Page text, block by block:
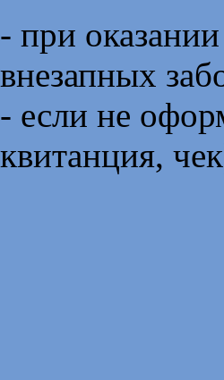
- при
внезапных
- если не
квитанция,